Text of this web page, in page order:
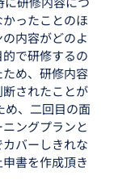
ったことのほ
内容がどのよ
で研修するの
め、研修内容
されたことが
め、二回目の面
ングプランと
バーしきれな
書を作成頂き